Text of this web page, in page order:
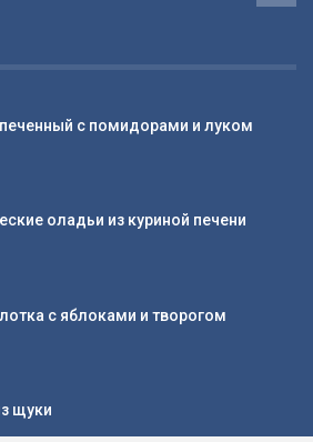
с помидорами и луком
оладьи из куриной печени
с яблоками и творогом
щуки